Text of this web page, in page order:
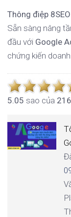
Thông điệp 8SEO
Sẵn sàng nâng
đầu với Google
chứng kiến
5.05 sao của